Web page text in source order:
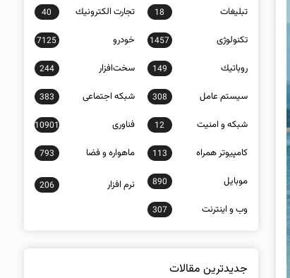
تبلیغات 18 تجارت الكترونيك 40
تکنولوژی 1457 خودرو 7125
روباتيك 149 سخت‌افزار 244
سيستم عامل 308 شبكه اجتماعی 383
شبكه و امنيت 12 فناوری 10901
كامپيوتر همراه 113 ماهواره و فضا 793
موبايل 890 نرم افزار 206
وب و اينترنت 307
جدیدترین مقالات